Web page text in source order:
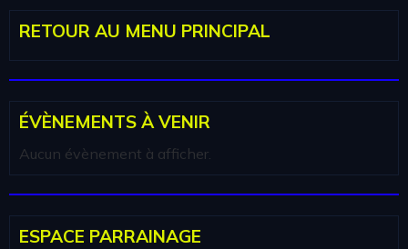
RETOUR AU MENU PRINCIPAL
ÉVÈNEMENTS À VENIR
Aucun évènement à afficher.
ESPACE PARRAINAGE